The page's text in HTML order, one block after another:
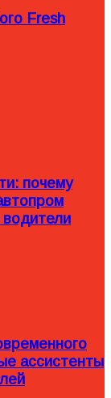
Fresh
почему
ассистенты